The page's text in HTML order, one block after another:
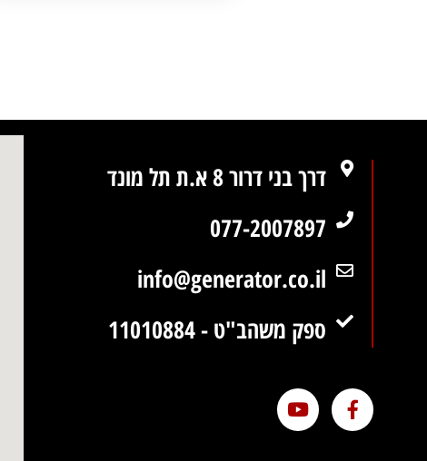
דרך בני דרור 8 א.ת תל מונד
077-2007897
info@generator.co.il
ספק משהב"ט - 11010884